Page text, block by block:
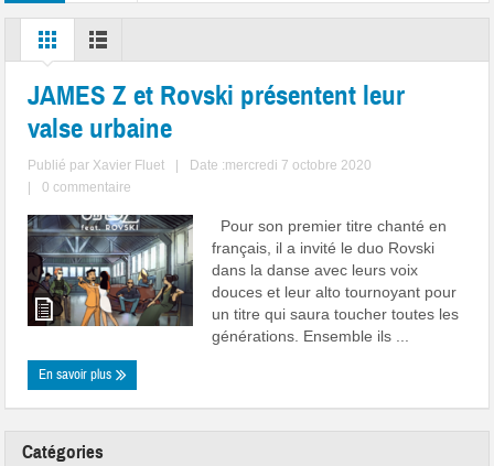
JAMES Z et Rovski présentent leur
valse urbaine
Publié par Xavier Fluet
Date :mercredi 7 octobre 2020
0 commentaire
Pour son premier titre chanté en
français, il a invité le duo Rovski
dans la danse avec leurs voix
douces et leur alto tournoyant pour
un titre qui saura toucher toutes les
générations. Ensemble ils ...
En savoir plus
Catégories